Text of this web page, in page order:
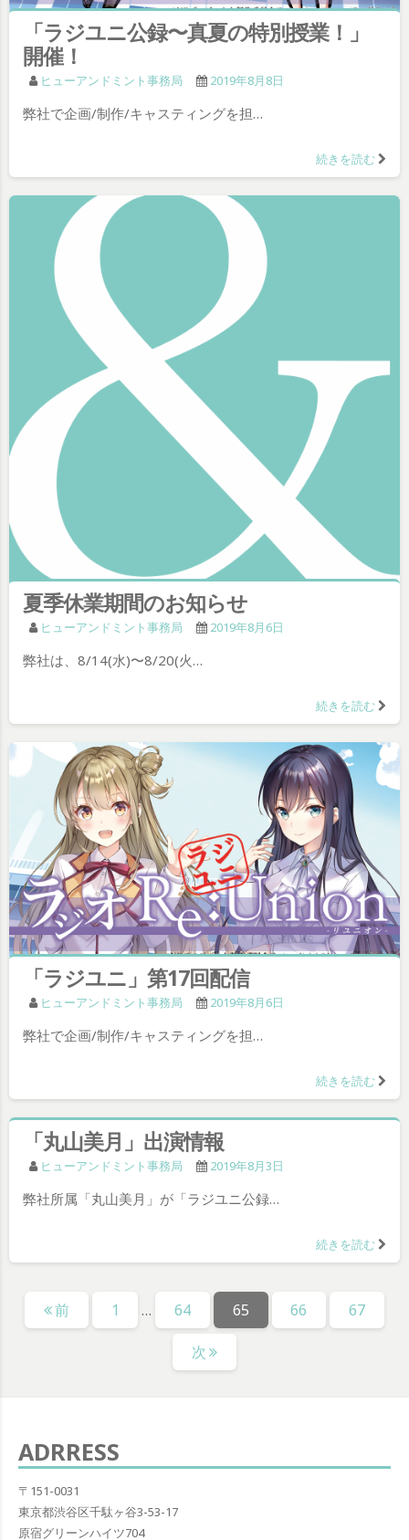
「ラジユニ公録〜真夏の特別授業！」
開催！
ヒューアンドミント事務局 2019年8月8日
弊社で企画/制作/キャスティングを担…
続きを読む
夏季休業期間のお知らせ
ヒューアンドミント事務局 2019年8月6日
弊社は、8/14(水)〜8/20(火…
続きを読む
「ラジユニ」第17回配信
ヒューアンドミント事務局 2019年8月6日
弊社で企画/制作/キャスティングを担…
続きを読む
「丸山美月」出演情報
ヒューアンドミント事務局 2019年8月3日
弊社所属「丸山美月」が「ラジユニ公録…
続きを読む
ジ
送
り
前
固
定
1 …
固
定
ー
64
固
定
ー
65
固
定
66
固
定
67
次
ADRRESS
〒151-0031
東京都渋谷区千駄ヶ谷3-53-17
原宿グリーンハイツ704